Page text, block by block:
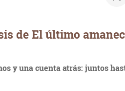
de El último
y una cuenta atrás: juntos